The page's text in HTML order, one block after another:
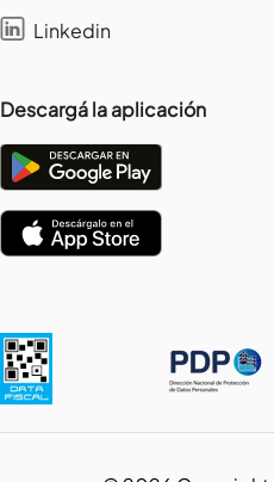
Linkedin
Descargá la aplicación